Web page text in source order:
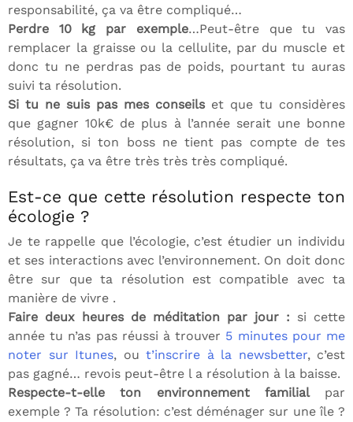
responsabilité, ça va être compliqué…
Perdre 10 kg par exemple…Peut-être que tu vas
remplacer la graisse ou la cellulite, par du muscle et
donc tu ne perdras pas de poids, pourtant tu auras
suivi ta résolution.
Si tu ne suis pas mes conseilset que tu considères
que gagner 10k€ de plus à l’année serait une bonne
résolution, si ton boss ne tient pas compte de tes
résultats, ça va être très très très compliqué.
Est-ce que cette résolution respecte ton
écologie ?
Je te rappelle que l’écologie, c’est étudier un individu
et ses interactions avec l’environnement. On doit donc
être sur que ta résolution est compatible avec ta
manière de vivre .
Faire deux heures de méditation par jour : si cette
année tu n’as pas réussi à trouver 5 minutes pour me
noter sur Itunes, ou t’inscrire à la newsbetter, c’est
pas gagné… revois peut-être l a résolution à la baisse.
Respecte-t-elle ton environnement familialpar
exemple ? Ta résolution: c’est déménager sur une île ?